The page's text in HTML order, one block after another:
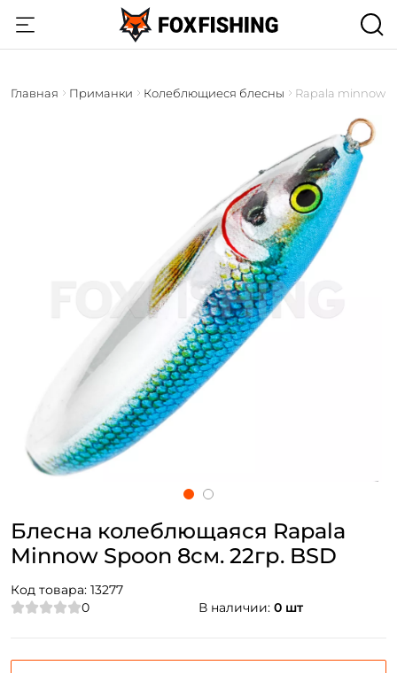
Главная Приманки Колеблющиеся блесны Rapala minnow
Блесна колеблющаяся Rapala
Minnow Spoon 8см. 22гр. BSD
Код товара: 13277
0
В наличии: 0 шт